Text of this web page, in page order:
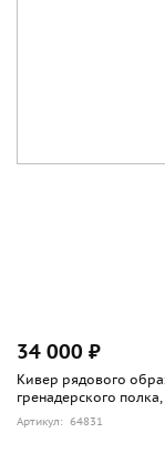
34 000 ₽
Кивер рядового
гренадерского
Артикул: 64831